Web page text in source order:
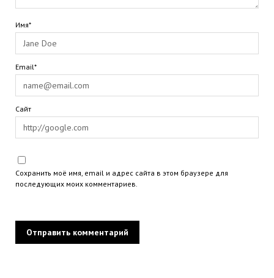
Имя*
Email*
Сайт
Сохранить моё имя, email и адрес сайта в этом браузере для
последующих моих комментариев.